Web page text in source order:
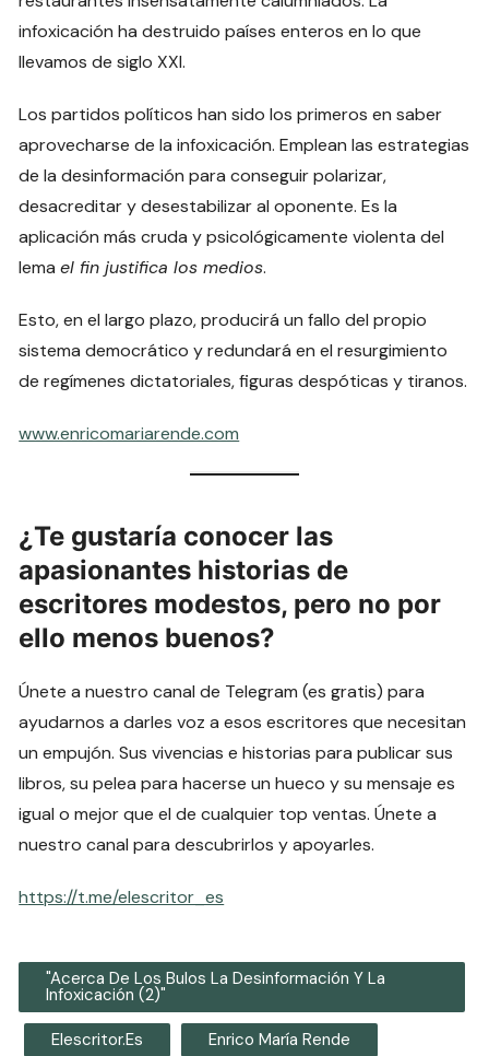
infoxicación ha destruido países enteros en lo que
llevamos de siglo XXI.
Los partidos políticos han sido los primeros en saber
aprovecharse de la infoxicación. Emplean las estrategias
de la desinformación para conseguir polarizar,
desacreditar y desestabilizar al oponente. Es la
aplicación más cruda y psicológicamente violenta del
lemael fin justifica los medios.
Esto, en el largo plazo, producirá un fallo del propio
sistema democrático y redundará en el resurgimiento
de regímenes dictatoriales, figuras despóticas y tiranos.
www.enricomariarende.com
¿Te gustaría conocer las
apasionantes historias de
escritores modestos, pero no por
ello menos buenos?
Únete a nuestro canal de Telegram (es gratis) para
ayudarnos a darles voz a esos escritores que necesitan
un empujón. Sus vivencias e historias para publicar sus
libros, su pelea para hacerse un hueco y su mensaje es
igual o mejor que el de cualquier top ventas. Únete a
nuestro canal para descubrirlos y apoyarles.
https://t.me/elescritor_es
"Acerca De Los Bulos La Desinformación Y La
Infoxicación (2)"
Elescritor.es Enrico María Rende